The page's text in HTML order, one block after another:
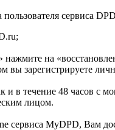
сервиса
на
вы зарегистрируете
в течение 48 часов с
лицом.
сервиса MyDPD, Вам